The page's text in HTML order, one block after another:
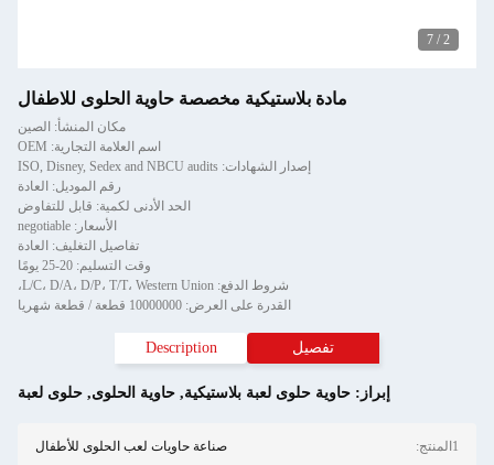
2
/
7
مادة بلاستيكية مخصصة حاوية الحلوى للاطفال
مكان المنشأ: الصين
اسم العلامة التجارية: OEM
إصدار الشهادات: ISO, Disney, Sedex and NBCU audits
رقم الموديل: العادة
الحد الأدنى لكمية: قابل للتفاوض
الأسعار: negotiable
تفاصيل التغليف: العادة
وقت التسليم: 20-25 يومًا
شروط الدفع: L/C، D/A، D/P، T/T، Western Union،
القدرة على العرض: 10000000 قطعة / قطعة شهريا
تفصيل Description
إبراز: حاوية حلوى لعبة بلاستيكية, حاوية الحلوى, حلوى لعبة
1المنتج: صناعة حاويات لعب الحلوى للأطفال